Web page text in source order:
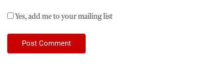
Yes, add me to your mailing list